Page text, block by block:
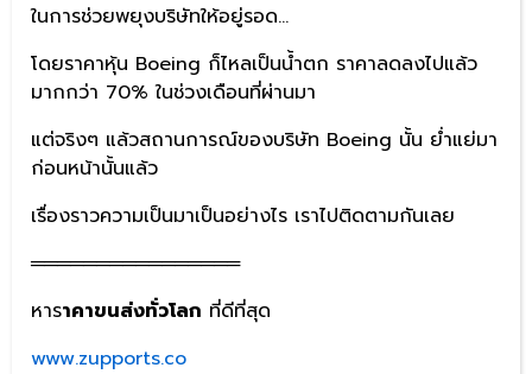
ในการช่วยพยุงบริษัทให้อยู่รอด…
โดยราคาหุ้น Boeing ก็ไหลเป็นน้ำตก ราคาลดลงไปแล้ว
มากกว่า 70% ในช่วงเดือนที่ผ่านมา
แต่จริงๆ แล้วสถานการณ์ของบริษัท Boeing นั้น ย่ำแย่มา
ก่อนหน้านั้นแล้ว
เรื่องราวความเป็นมาเป็นอย่างไร เราไปติดตามกันเลย
════════════════
หาราคาขนส่งทั่วโลก ที่ดีที่สุด
www.zupports.co